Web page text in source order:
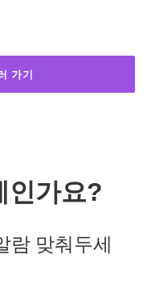
가기
인가요?
람 맞춰두세